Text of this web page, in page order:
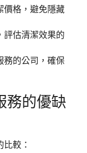
價格，避免隱藏
評估清潔效果的
務的公司，確保
務的優缺
較：